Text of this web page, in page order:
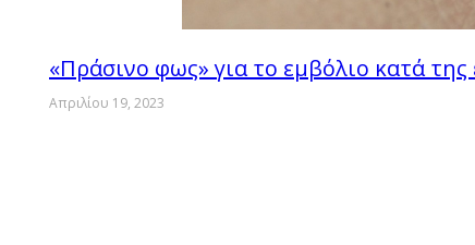
«Πράσινο φως» για το εμβόλιο κατά της
Απριλίου 19, 2023